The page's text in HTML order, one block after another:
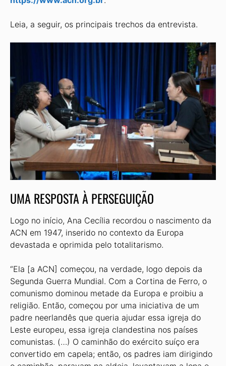
Leia, a seguir, os principais trechos da entrevista.
UMA RESPOSTA À PERSEGUIÇÃO
Logo no início, Ana Cecília recordou o nascimento da
ACN em 1947, inserido no contexto da Europa
devastada e oprimida pelo totalitarismo.
“Ela [a ACN] começou, na verdade, logo depois da
Segunda Guerra Mundial. Com a Cortina de Ferro, o
comunismo dominou metade da Europa e proibiu a
religião. Então, começou por uma iniciativa de um
padre neerlandês que queria ajudar essa igreja do
Leste europeu, essa igreja clandestina nos países
comunistas. (…) O caminhão do exército suíço era
convertido em capela; então, os padres iam dirigindo